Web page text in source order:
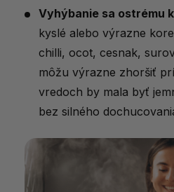
Vyhýbanie sa ostrému
kyslé alebo výrazne
chilli, ocot, cesnak,
môžu výrazne zhoršiť
vredoch by mala byť
bez silného